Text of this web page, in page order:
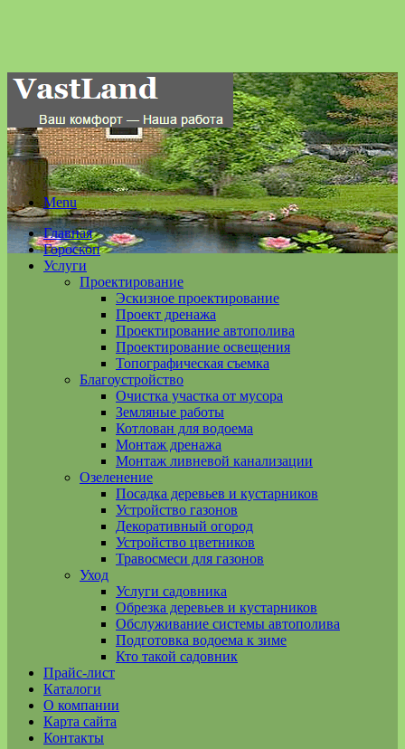
Menu
Главная
Гороскоп
Услуги
Проектирование
Эскизное проектирование
Проект дренажа
Проектирование автополива
Проектирование освещения
Топографическая съемка
Благоустройство
Очистка участка от мусора
Земляные работы
Котлован для водоема
Монтаж дренажа
Монтаж ливневой канализации
Озеленение
Посадка деревьев и кустарников
Устройство газонов
Декоративный огород
Устройство цветников
Травосмеси для газонов
Уход
Услуги садовника
Обрезка деревьев и кустарников
Обслуживание системы автополива
Подготовка водоема к зиме
Кто такой садовник
Прайс-лист
Каталоги
О компании
Карта сайта
Контакты